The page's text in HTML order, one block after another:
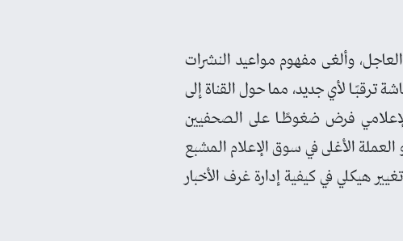
وألغى مفهوم مواعيد النشرات
ترقبًـا لأي جديد، مما حول القناة إلى
فرض ضغوطًـا على الصحفيين
العملة الأغلى في سوق الإعلام المشبع
هيكلي في كيفية إدارة غرف الأخبار